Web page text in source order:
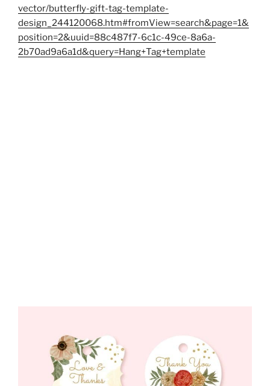
vector/butterfly-gift-tag-template-
design_244120068.htm#fromView=search&page=1&
position=2&uuid=88c487f7-6c1c-49ce-8a6a-
2b70ad9a6a1d&query=Hang+Tag+template